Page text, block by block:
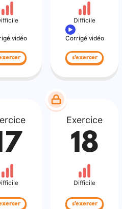
vidéo
Difficile
Corrigé vidéo
s'exercer
Exercice
18
Difficile
s'exercer